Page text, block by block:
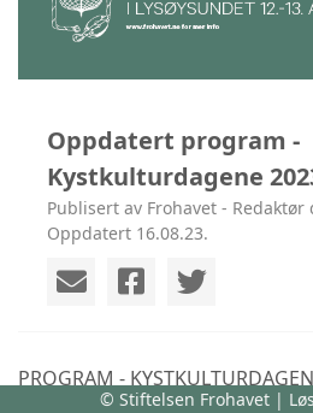
Oppdatert program -
Kystkulturdagene
Publisert av Frohavet - Redaktør
Oppdatert 16.08.23.
PROGRAM -
© Stiftelsen Frohavet |